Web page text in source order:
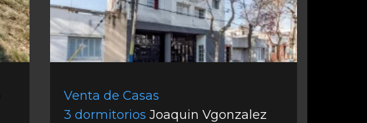
Venta de Casas
3 dormitorios Joaquin Vgonzalez